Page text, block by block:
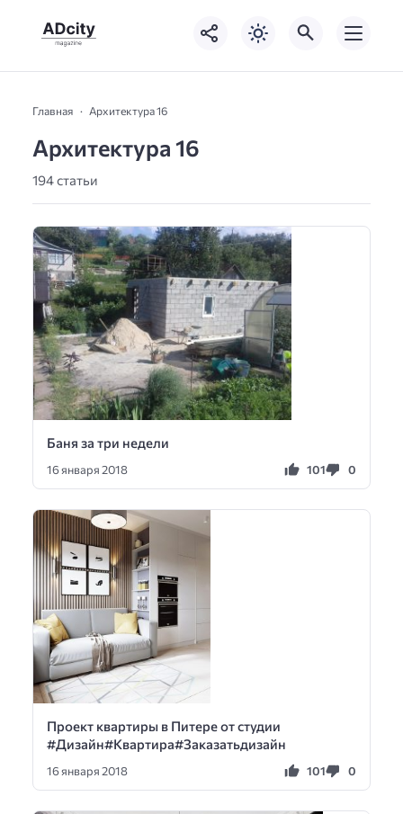
Главная Архитектура 16
Архитектура 16
194 статьи
Баня за три недели
16 января 2018 101 0
Проект квартиры в Питере от студии
#Дизайн#Квартира#Заказатьдизайн
16 января 2018 101 0